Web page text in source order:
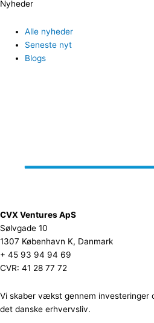
Nyheder
Alle nyheder
Seneste nyt
Blogs
CVX Ventures ApS
Sølvgade 10
1307 København K, Danmark
+ 45 93 94 94 69
CVR: 41 28 77 72
Vi skaber vækst gennem investeringer
det danske erhvervsliv.